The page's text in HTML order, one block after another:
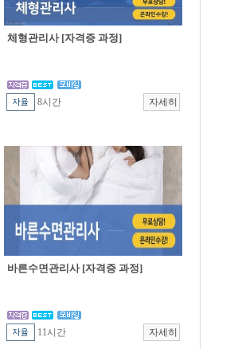
체형관리사 [자격증 과정]
8시간
바른수면관리사 [자격증 과정]
11시간